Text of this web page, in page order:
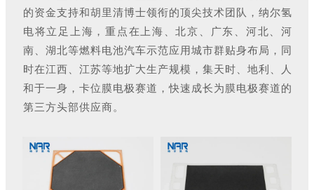
的资金支持和胡里清博士领衔的顶尖技术团队，纳尔氢
电将立足上海，重点在上海、北京、广东、河北、河
南、湖北等燃料电池汽车示范应用城市群贴身布局，同
时在江西、江苏等地扩大生产规模，集天时、地利、人
和于一身，卡位膜电极赛道，快速成长为膜电极赛道的
第三方头部供应商。